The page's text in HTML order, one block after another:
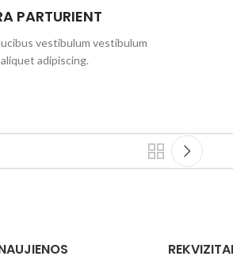
PARTURIENT
vestibulum vestibulum
adipiscing.
REKVIZITAI